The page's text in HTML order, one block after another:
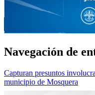
Navegación de
Capturan presuntos
municipio de Mosquera